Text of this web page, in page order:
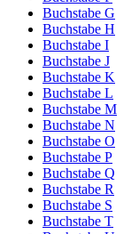
Buchstabe G
Buchstabe H
Buchstabe I
Buchstabe J
Buchstabe K
Buchstabe L
Buchstabe M
Buchstabe N
Buchstabe O
Buchstabe P
Buchstabe Q
Buchstabe R
Buchstabe S
Buchstabe T